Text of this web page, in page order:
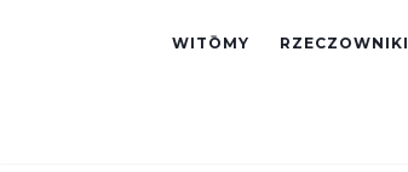
WITŌMY RZECZOWNIKI